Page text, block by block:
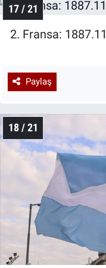
17 / 21
2. Fransa: 1887.11
Paylaş
18 / 21